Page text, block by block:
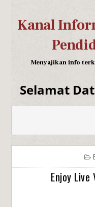
Kanal
Menyajikan info
Selamat
Enjoy Live